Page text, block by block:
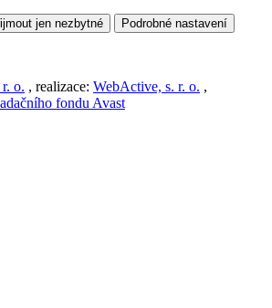
jen nezbytné Podrobné nastavení
o. , realizace: WebActive, s. r. o. ,
fondu Avast